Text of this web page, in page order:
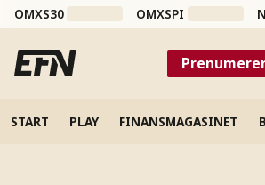
OMXS30 OMXSPI
START PLAY FINANSMAGASINET
RÄNTOR
Trumps rysare – nu
varje tiondel
Hur mycket klarar aktiemarknaden?